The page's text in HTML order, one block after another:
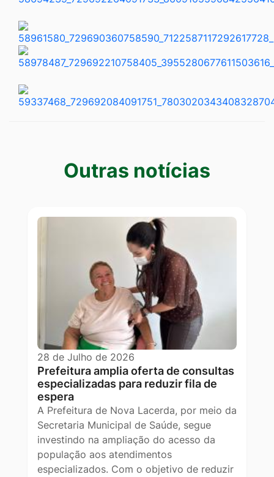
Outras notícias
Outras notícias
28 de Julho de 2026
Prefeitura amplia oferta de consultas
especializadas para reduzir fila de
espera
A Prefeitura de Nova Lacerda, por meio da
Secretaria Municipal de Saúde, segue
investindo na ampliação do acesso da
população aos atendimentos
especializados. Com o objetivo de reduzir